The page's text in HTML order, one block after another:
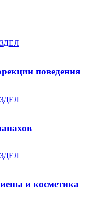
поведения
и косметика